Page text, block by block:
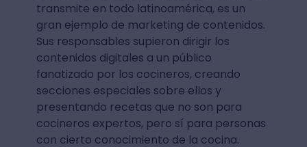
transmite en todo latinoamérica, es un
gran ejemplo de marketing de contenidos.
Sus responsables supieron dirigir los
contenidos digitales a un público
fanatizado por los cocineros, creando
secciones especiales sobre ellos y
presentando recetas que no son para
cocineros expertos, pero sí para personas
con cierto conocimiento de la cocina.